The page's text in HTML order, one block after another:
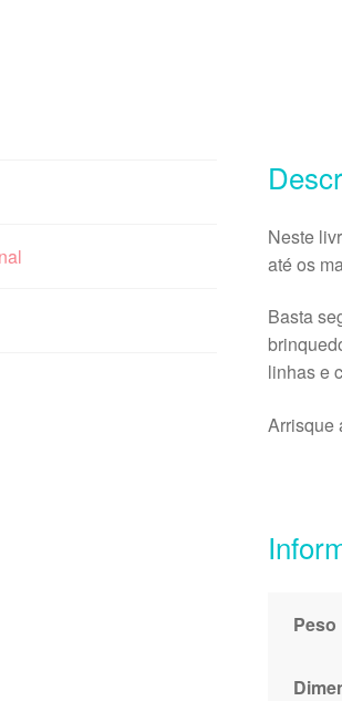
Neste
até os
Basta
linhas e
Arrisque
Peso